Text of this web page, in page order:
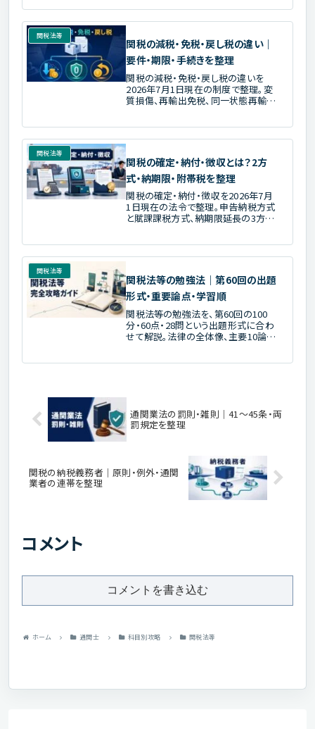
関税法等
関税の減税・免税・戻し税の違い｜
要件・期限・手続きを整理
関税の減税・免税・戻し税の違いを
2026年7月1日現在の制度で整理。変
質損傷、再輸出免税、同一状態再輸
関税法等
関税の確定・納付・徴収とは？2方
式・納期限・附帯税を整理
関税の確定・納付・徴収を2026年7月
1日現在の法令で整理。申告納税方式
と賦課課税方式、納期限延長の3方
関税法等
関税法等の勉強法｜第60回の出題
形式・重要論点・学習順
関税法等の勉強法を、第60回の100
分・60点・28問という出題形式に合わ
せて解説。法律の全体像、主要10論
通関業法の罰則・雑則｜41〜45条・両
罰規定を整理
関税の納税義務者｜原則・例外・通関
業者の連帯を整理
コメント
コメントを書き込む
ホーム 通関士 科目別攻略 関税法等